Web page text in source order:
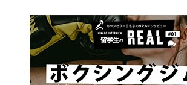
トです！ ...